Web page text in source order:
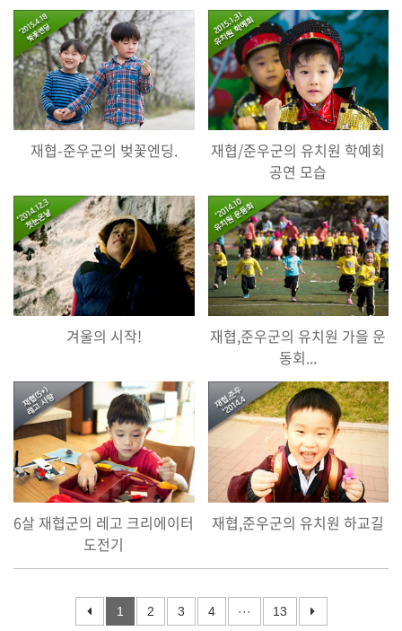
재협-준우군의 벚꽃엔딩.
재협/준우군의 유치원 학예회
공연 모습
겨울의 시작!
재협,준우군의 유치원 가을 운
동회...
6살 재협군의 레고 크리에이터
도전기
재협,준우군의 유치원 하교길
1 2 3 4 ··· 13